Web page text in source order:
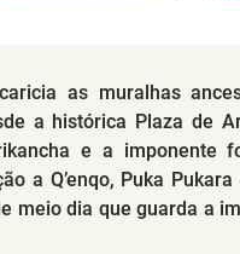
as muralhas
a histórica Plaza de
e a imponente
a Q’enqo, Puka
meio dia que guarda a